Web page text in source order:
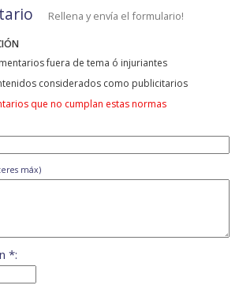
Rellena y envía el formulario!
fuera de tema ó injuriantes
considerados como publicitarios
que no cumplan estas normas
máx)
*: